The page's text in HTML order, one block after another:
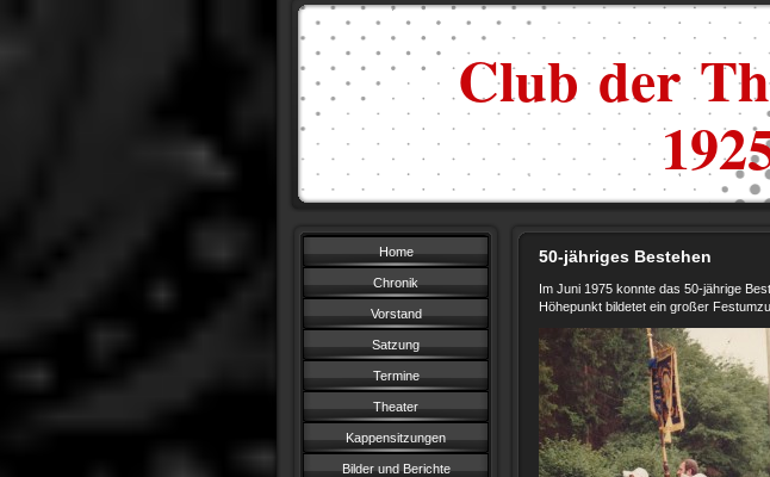
Club der
1925
Home
Chronik
Vorstand
Satzung
Termine
Theater
Kappensitzungen
Bilder und Berichte
50-jähriges Bestehen
Im Juni 1975 konnte das 50-jährige
Höhepunkt bildetet ein großer